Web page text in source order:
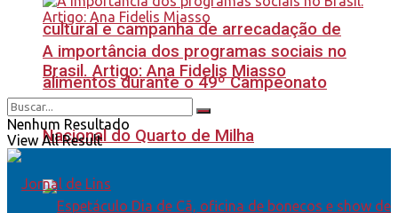
cultural e campanha de arrecadação de
alimentos durante o 49º Campeonato
Nacional do Quarto de Milha
A importância dos programas sociais no
Brasil. Artigo: Ana Fidelis Miasso
Nenhum Resultado
View All Result